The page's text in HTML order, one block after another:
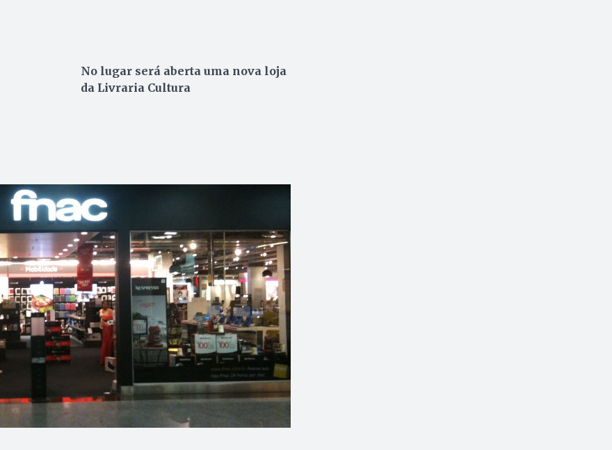
No lugar será aberta uma nova loja
da Livraria Cultura